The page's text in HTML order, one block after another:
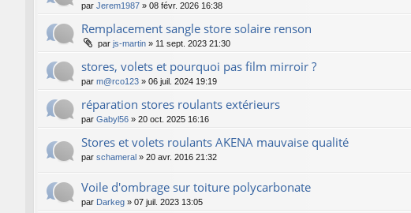
par Jerem1987 » 08 févr. 2026 16:38
Remplacement sangle store solaire renson
par js-martin » 11 sept. 2023 21:30
stores, volets et pourquoi pas film mirroir ?
par m@rco123 » 06 juil. 2024 19:19
réparation stores roulants extérieurs
par Gabyl56 » 20 oct. 2025 16:16
Stores et volets roulants AKENA mauvaise qualité
par schameral » 20 avr. 2016 21:32
Voile d'ombrage sur toiture polycarbonate
par Darkeg » 07 juil. 2023 13:05